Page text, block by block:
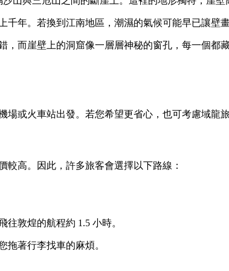
年。若換到江南地區，潮濕的氣候可能早已讓壁畫
而崖壁上的洞窟像一層層神秘的窗孔，每一個
或火車站出發。若您希望更省心，也可考慮域龍
高。因此，許多旅客會選擇以下路線：
敦煌的航程約 1.5 小時。
拖著行李找車的麻煩。